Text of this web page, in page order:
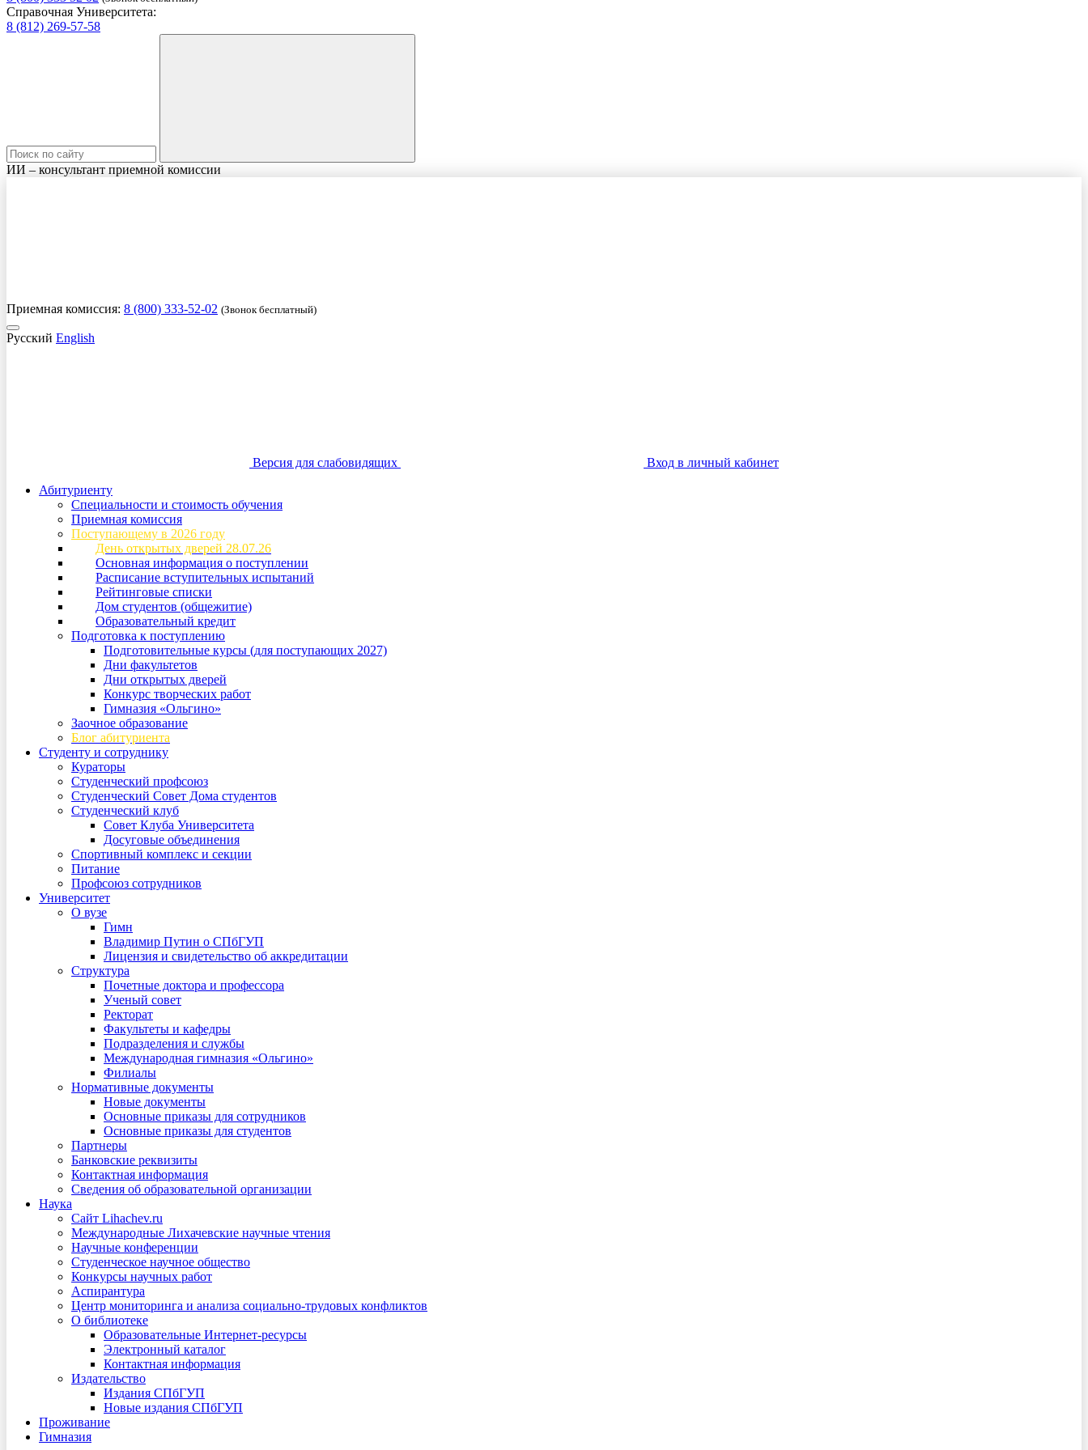
Справочная Университета:
8 (812) 269-57-58
ИИ – консультант приемной комиссии
Приемная комиссия: 8 (800) 333-52-02 (Звонок бесплатный)
Русский English
Версия для слабовидящих
Вход в личный кабинет
Абитуриенту
Специальности и стоимость обучения
Приемная комиссия
Поступающему в 2026 году
День открытых дверей 28.07.26
Основная информация о поступлении
Расписание вступительных испытаний
Рейтинговые списки
Дом студентов (общежитие)
Образовательный кредит
Подготовка к поступлению
Подготовительные курсы (для поступающих 2027)
Дни факультетов
Дни открытых дверей
Конкурс творческих работ
Гимназия «Ольгино»
Заочное образование
Блог абитуриента
Студенту и сотруднику
Кураторы
Студенческий профсоюз
Студенческий Совет Дома студентов
Студенческий клуб
Совет Клуба Университета
Досуговые объединения
Спортивный комплекс и секции
Питание
Профсоюз сотрудников
Университет
О вузе
Гимн
Владимир Путин о СПбГУП
Лицензия и свидетельство об аккредитации
Структура
Почетные доктора и профессора
Ученый совет
Ректорат
Факультеты и кафедры
Подразделения и службы
Международная гимназия «Ольгино»
Филиалы
Нормативные документы
Новые документы
Основные приказы для сотрудников
Основные приказы для студентов
Партнеры
Банковские реквизиты
Контактная информация
Сведения об образовательной организации
Наука
Сайт Lihachev.ru
Международные Лихачевские научные чтения
Научные конференции
Студенческое научное общество
Конкурсы научных работ
Аспирантура
Центр мониторинга и анализа социально-трудовых конфликтов
О библиотеке
Образовательные Интернет-ресурсы
Электронный каталог
Контактная информация
Издательство
Издания СПбГУП
Новые издания СПбГУП
Проживание
Гимназия